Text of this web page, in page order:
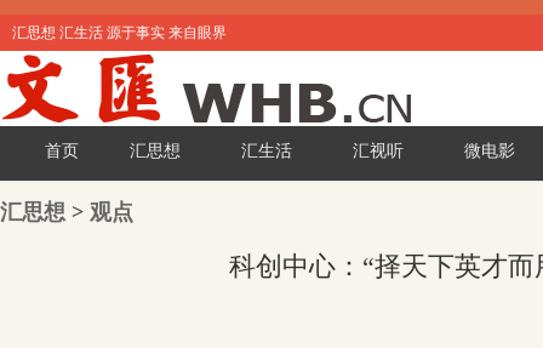
汇思想 汇生活 源于事实 来自眼界
首页 汇思想 汇生活 汇视听 微电影
汇思想 > 观点
科创中心：“择天下英才而